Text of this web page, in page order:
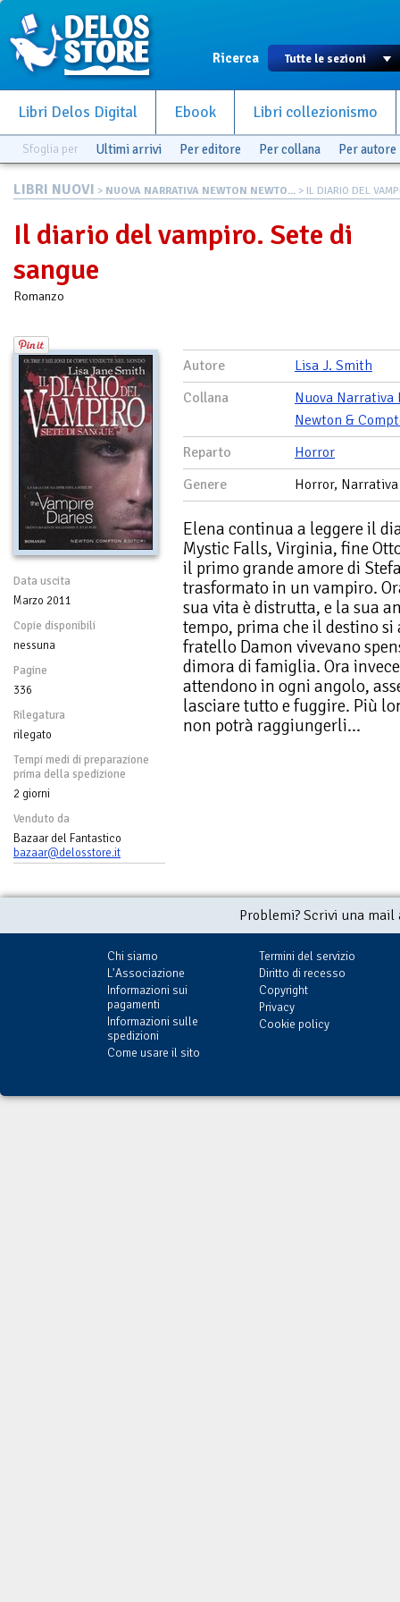
Ricerca
Libri Delos Digital Ebook Libri collezionismo
Sfoglia per Ultimi arrivi Per editore Per collana Per autore
LIBRI NUOVI > NUOVA NARRATIVA NEWTON NEWTO... > IL DIARIO DEL
Il diario del vampiro. Sete di
sangue
Romanzo
Data uscita
Marzo 2011
Copie disponibili
nessuna
Pagine
336
Rilegatura
rilegato
Tempi medi di preparazione
prima della spedizione
2 giorni
Venduto da
Bazaar del Fantastico
bazaar@delosstore.it
Autore
Lisa J. Smith
Collana
Nuova Narrativa
Newton &
Reparto
Horror
Genere
Horror, Narrativa
Elena continua a leggere il
Mystic Falls, Virginia, fine
il primo grande amore di
trasformato in un vampiro.
sua vita è distrutta, e la sua
tempo, prima che il destino
fratello Damon vivevano
dimora di famiglia. Ora
attendono in ogni angolo,
lasciare tutto e fuggire. Più
non potrà raggiungerli...
Problemi? Scrivi una
Chi siamo
L'Associazione
Informazioni sui
pagamenti
Informazioni sulle
spedizioni
Come usare il sito
Termini del servizio
Diritto di recesso
Copyright
Privacy
Cookie policy